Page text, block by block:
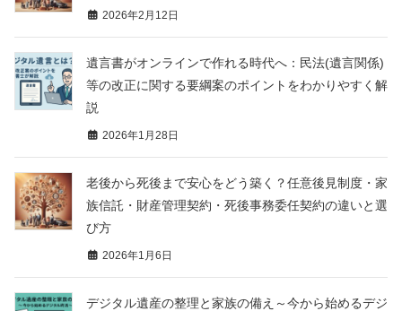
2026年2月12日
遺言書がオンラインで作れる時代へ：民法(遺言関係)
等の改正に関する要綱案のポイントをわかりやすく解
説
2026年1月28日
老後から死後まで安心をどう築く？任意後見制度・家
族信託・財産管理契約・死後事務委任契約の違いと選
び方
2026年1月6日
デジタル遺産の整理と家族の備え～今から始めるデジ